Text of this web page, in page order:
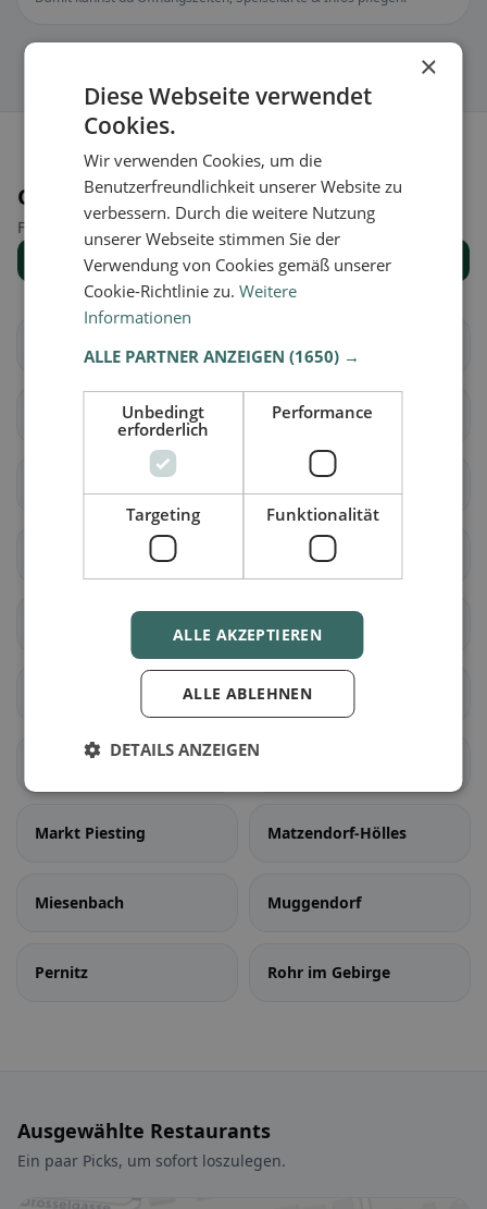
Orte in der Nähe
Finde den passenden Ort für deine Restaurantsuche.
Alle Orte anzeigen
Bad Erlach
Gutenstein
Hochneukirchen-
Gschaidt
Hochwolkersdorf
Kirchschlag in der
Buckligen Welt
Lanzenkirchen
Markt Piesting Matzendorf-Hölles
Miesenbach Muggendorf
Pernitz Rohr im Gebirge
Ausgewählte Restaurants
Ein paar Picks, um sofort loszulegen.
×
Diese Webseite verwendet
Cookies.
Wir verwenden Cookies, um die
Benutzerfreundlichkeit unserer Website zu
verbessern. Durch die weitere Nutzung
unserer Webseite stimmen Sie der
Verwendung von Cookies gemäß unserer
Cookie-Richtlinie zu.Weitere
Informationen
ALLE PARTNER ANZEIGEN(1650) →
Unbedingt
erforderlich
Performance
Targeting Funktionalität
ALLE AKZEPTIEREN
ALLE ABLEHNEN
DETAILS ANZEIGEN